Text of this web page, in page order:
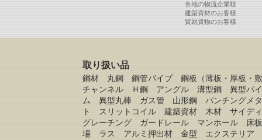
各地の物流企業様
建築資材のお客様
貿易貨物のお客様
取り扱い品
鋼材 丸鋼 鋼管パイプ 鋼板（薄板・厚板・
チャンネル Ｈ鋼 アングル 溝型鋼 異型パ
ム 異型丸棒 ガス管 山形鋼 パンチングメ
ト スリットコイル 建築資材 木材 サイ
グレーチング ガードレール マンホール
場 ラス アルミ押出材 金型 エクステリア